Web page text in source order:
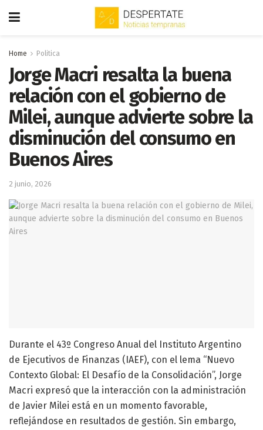
Home Politica
Jorge Macri resalta la buena
relación con el gobierno de
Milei, aunque advierte sobre la
disminución del consumo en
Buenos Aires
2 junio, 2026
Durante el 43º Congreso Anual del Instituto Argentino
de Ejecutivos de Finanzas (IAEF), con el lema “Nuevo
Contexto Global: El Desafío de la Consolidación”, Jorge
Macri expresó que la interacción con la administración
de Javier Milei está en un momento favorable,
reflejándose en resultados de gestión. Sin embargo,